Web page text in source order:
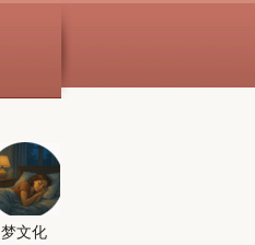
梦文化